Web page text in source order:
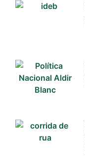
Gastronomia
PIPA
Informações
Gerais